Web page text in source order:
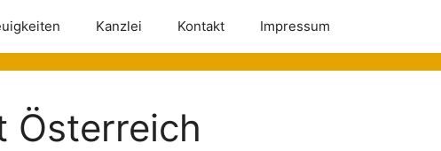
Kanzlei Kontakt Impressum
Österreich